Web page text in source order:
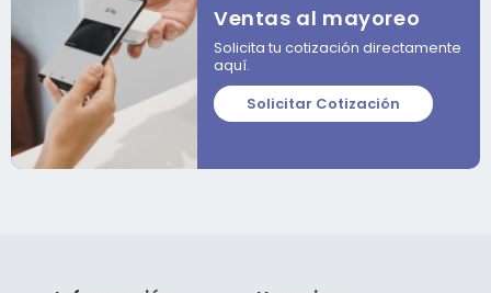
Ventas al mayoreo
Solicita tu cotización directamente
aquí.
Solicitar Cotización